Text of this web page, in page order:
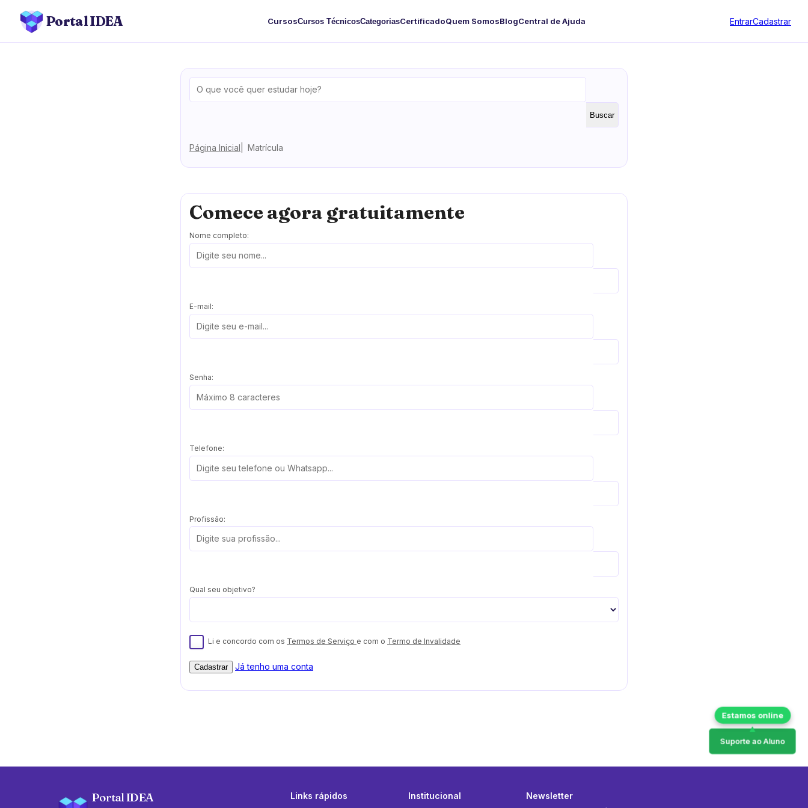
Portal IDEA CursosCursos TécnicosCategoriasCertificadoQuem SomosBlogCentral de Ajuda EntrarCadastrar
Buscar
Página Inicial Matrícula
Comece agora gratuitamente
Nome completo:
E-mail:
Senha:
Telefone:
Profissão:
Qual seu objetivo?
Li e concordo com os Termos de Serviço e com o Termo de Invalidade
Cadastrar Já tenho uma conta
Suporte ao Aluno
Portal IDEA Links rápidos Institucional Newsletter